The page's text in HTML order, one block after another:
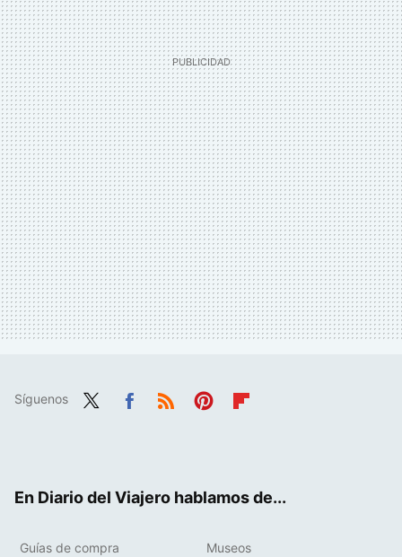
Síguenos
En Diario del Viajero hablamos de...
Guías de compra Museos